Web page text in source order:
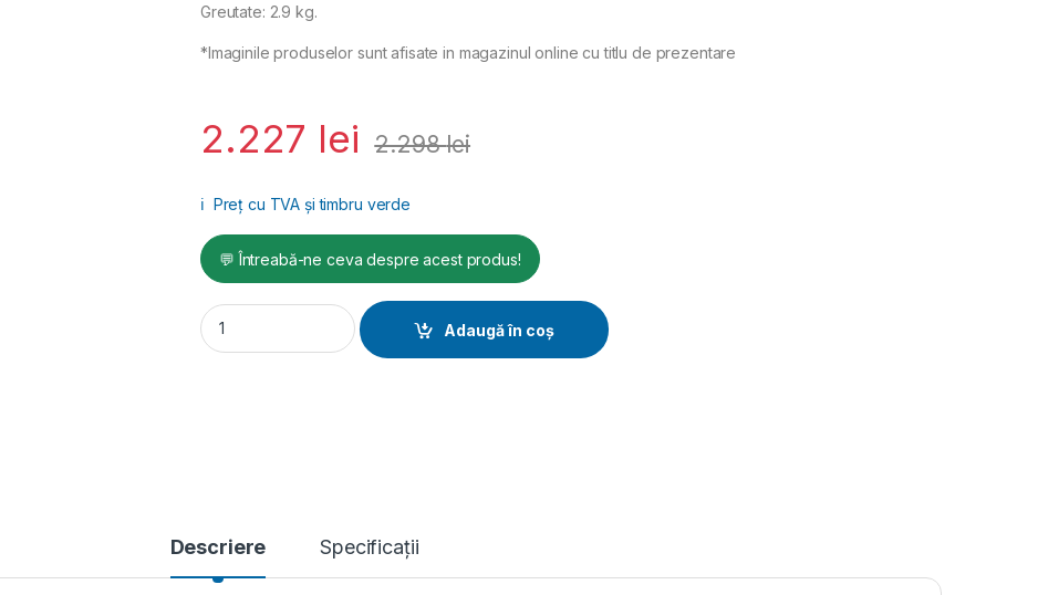
Greutate: 2.9 kg.
*Imaginile produselor sunt afisate in magazinul online cu titlu de prezentare
2.227 lei 2.298lei
ℹ️ Preț cu TVA și timbru verde
💬 Întreabă-ne ceva despre acest produs!
Mașină de înșurubat cu impact 3/4'' 1476 Nm, CP7762 quantity
Adaugă în coș
Descriere Specificații